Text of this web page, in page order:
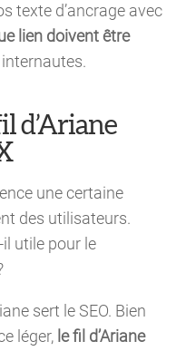
texte d’ancrage avec
lien doivent être
d’Ariane
une certaine
des utilisateurs.
utile pour le
sert le SEO. Bien
léger, le fil d’Ariane